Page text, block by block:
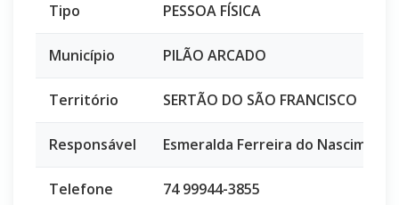
Tipo PESSOA FÍSICA
Município PILÃO ARCADO
Território SERTÃO DO SÃO FRANCISCO
Responsável Esmeralda Ferreira do Nascimento
Telefone 74 99944-3855